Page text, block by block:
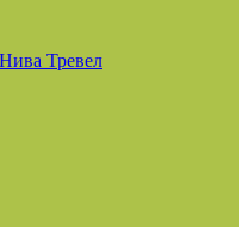
Тревел